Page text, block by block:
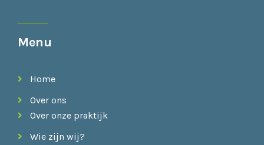
Menu
Home
Over ons
Over onze praktijk
Wie zijn wij?